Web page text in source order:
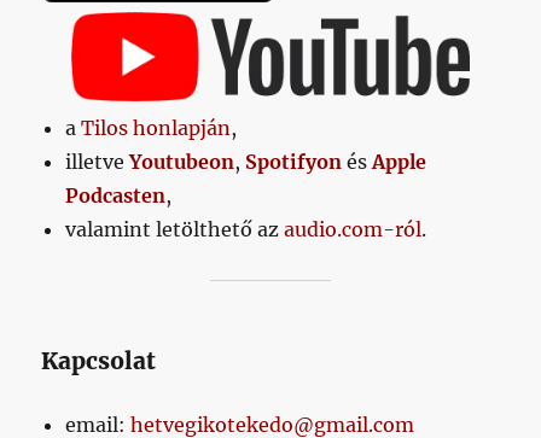
aTilos honlapján ,
illetveYoutubeon, Spotifyon ésApple
Podcasten,
valamint letölthető azaudio.com-ról.
Kapcsolat
email:hetvegikotekedo@gmail.com